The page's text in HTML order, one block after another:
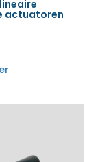
actuatoren